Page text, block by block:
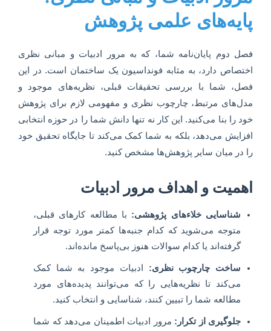
پایه‌های علمی پژوهش
فصل دوم پایان‌نامه شما، که به مرور ادبیات و مبانی نظری
اختصاص دارد، به مثابه فونداسیون یک ساختمان است. در این
فصل، شما با بررسی تحقیقات قبلی، نظریه‌های موجود و
مدل‌های مرتبط، چارچوب نظری و مفهومی لازم برای پژوهش
خود را بنا می‌کنید. این کار نه تنها دانش شما را در حوزه انتخابی
افزایش می‌دهد، بلکه به شما کمک می‌کند تا جایگاه تحقیق خود
را در میان سایر پژوهش‌ها مشخص کنید.
اهمیت و اهداف مرور ادبیات
شناسایی خلاءهای پژوهشی: با مطالعه کارهای قبلی،
متوجه می‌شوید که کدام جنبه‌ها کمتر مورد توجه قرار
گرفته‌اند یا کدام سوالات هنوز بی‌پاسخ مانده‌اند.
ساخت چارچوب نظری: ادبیات موجود به شما کمک
می‌کند تا نظریه‌هایی را که می‌توانند پدیده‌های مورد
مطالعه شما را تبیین کنند، شناسایی و انتخاب کنید.
جلوگیری از تکرار: مرور ادبیات اطمینان می‌دهد که شما